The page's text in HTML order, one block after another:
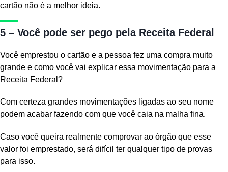
cartão não é a melhor ideia.
5 – Você pode ser pego pela Receita Federal
Você emprestou o cartão e a pessoa fez uma compra muito
grande e como você vai explicar essa movimentação para a
Receita Federal?
Com certeza grandes movimentações ligadas ao seu nome
podem acabar fazendo com que você caia na malha fina.
Caso você queira realmente comprovar ao órgão que esse
valor foi emprestado, será difícil ter qualquer tipo de provas
para isso.